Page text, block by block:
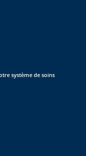
système de soins